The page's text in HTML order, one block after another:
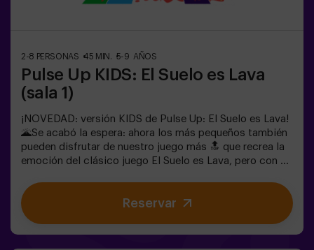
cada uno compitiendo para conseguir la mayor
deben ir acompañados de un adulto, que cuenta como
jugador.
2-8 PERSONAS 45 MIN. 5-9 AÑOS
Pulse Up KIDS: El Suelo es Lava
(sala 1)
¡NOVEDAD: versión KIDS de Pulse Up: El Suelo es Lava!
🌋Se acabó la espera: ahora los más pequeños también
pueden disfrutar de nuestro juego más 🔝 que recrea la
emoción del clásico juego El Suelo es Lava, pero con un
dinámicos y coloridos que estimulan el cuerpo y la
mente🎉 Ideal para fiestas infantiles y
cumpleaños emocionantes🎁 Recuerdos inolvidables y
Reservar